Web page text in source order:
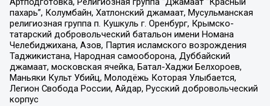
пахарь”, Колумбайн, Хатлонский джамаат, Мусульманская
религиозная группа п. Кушкуль г. Оренбург, Крымско-
татарский добровольческий батальон имени Номана
Челебиджихана, Азов, Партия исламского возрождения
Таджикистана, Народная самооборона, Дуббайский
джамаат, московская ячейка, Батал-Хаджи Белхороев,
Маньяки Культ Убийц, Молодёжь Которая Улыбается,
Легион Свобода России, Айдар, Русский добровольческий
корпус